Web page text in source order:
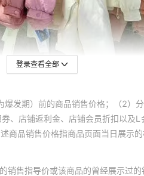
登录查看全部
发期）前的商品销售价格；（2
店铺返利金、店铺会员折扣以
品销售价格指商品页面当日展示
售指导价或该商品的曾经展示过的